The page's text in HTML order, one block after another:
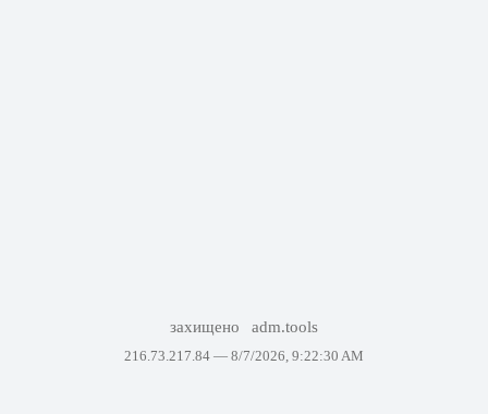
захищено adm.tools
216.73.217.84 — 8/7/2026, 9:22:30 AM